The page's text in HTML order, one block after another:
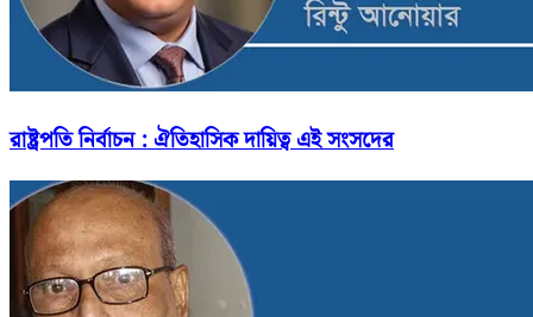
রাষ্ট্রপতি নির্বাচন : ঐতিহাসিক দায়িত্ব এই সংসদের